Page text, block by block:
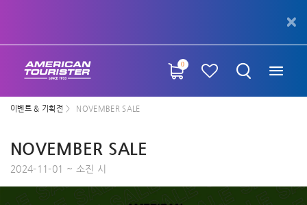
0
이벤트 & 기획전 NOVEMBER SALE
NOVEMBER SALE
2024-11-01 ~ 소진 시